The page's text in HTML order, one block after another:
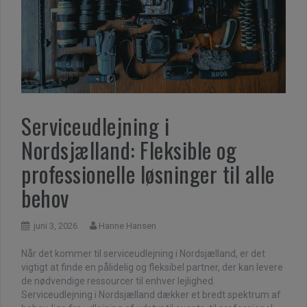
Serviceudlejning i
Nordsjælland: Fleksible og
professionelle løsninger til alle
behov
juni 3, 2026 Hanne Hansen
Når det kommer til serviceudlejning i Nordsjælland, er det
vigtigt at finde en pålidelig og fleksibel partner, der kan levere
de nødvendige ressourcer til enhver lejlighed.
Serviceudlejning i Nordsjælland dækker et bredt spektrum af